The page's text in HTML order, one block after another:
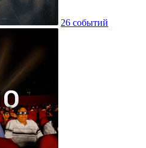
26 событий